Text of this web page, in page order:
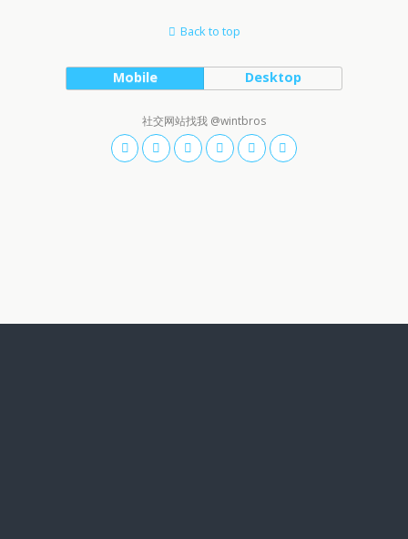
Back to top
Mobile Desktop
社交网站找我 @wintbros